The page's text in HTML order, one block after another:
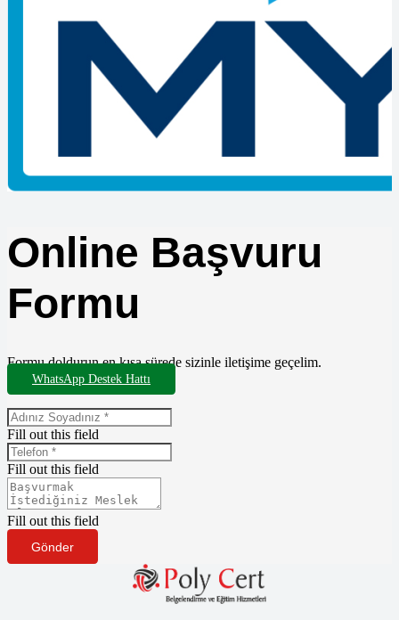
MYK Belgesi Sorgulama İşlemi Nasıl Yapılır?
Belge Geçerlilik Süresi Bitince Ne Yapılmalı?
MYK Sınavlarında Yanlış Doğruyu Götürür mü?
Vinç Sınavına Girmek için Başvuru Belgeleri Nelerdir?
Çıraklık Belgesi ile Üniversiteye Geçiş Mümkün mü
Forklift Kazalarında Belge Kontrolü
Forklift Sınav Sonuçları Ne Zaman Açıklanır
Satış Danışmanı Seviye 3 ile Seviye 4 Farkları
Lojistik Şoförleri için Zorunlu Eğitimler
Makine Teknikeri Belgesi Nereden Alınır
Online Başvuru
Formu
Formu doldurun en kısa sürede sizinle iletişime geçelim.
WhatsApp Destek Hattı
Fill out this field
Fill out this field
Fill out this field
Gönder